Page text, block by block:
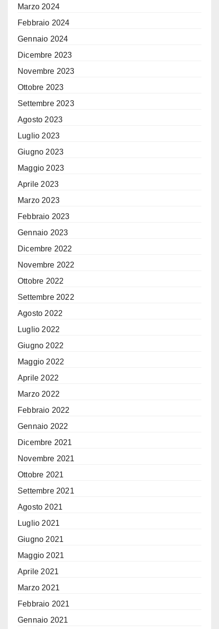
Marzo 2024
Febbraio 2024
Gennaio 2024
Dicembre 2023
Novembre 2023
Ottobre 2023
Settembre 2023
Agosto 2023
Luglio 2023
Giugno 2023
Maggio 2023
Aprile 2023
Marzo 2023
Febbraio 2023
Gennaio 2023
Dicembre 2022
Novembre 2022
Ottobre 2022
Settembre 2022
Agosto 2022
Luglio 2022
Giugno 2022
Maggio 2022
Aprile 2022
Marzo 2022
Febbraio 2022
Gennaio 2022
Dicembre 2021
Novembre 2021
Ottobre 2021
Settembre 2021
Agosto 2021
Luglio 2021
Giugno 2021
Maggio 2021
Aprile 2021
Marzo 2021
Febbraio 2021
Gennaio 2021